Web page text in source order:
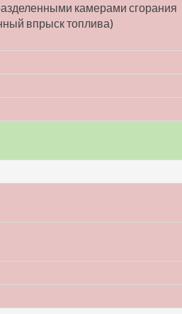
камерами сгорания
впрыск топлива)